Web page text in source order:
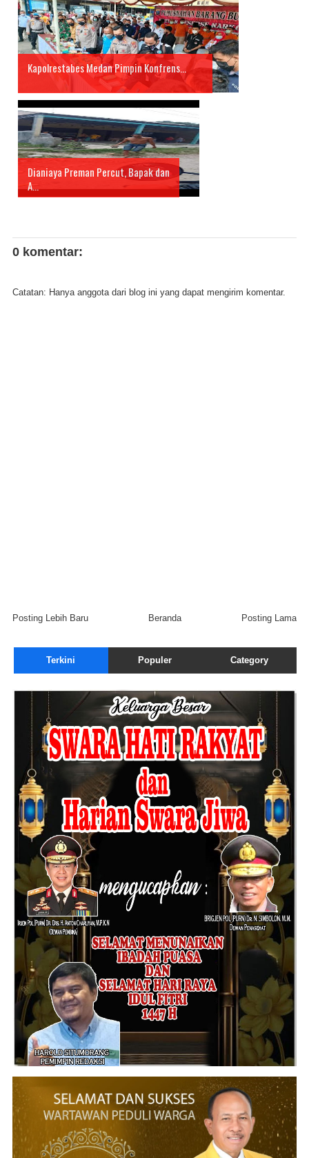
Kapolrestabes Medan Pimpin Konfrens...
Dianiaya Preman Percut, Bapak dan
A...
0 komentar:
Catatan: Hanya anggota dari blog ini yang dapat mengirim komentar.
Posting Lebih Baru Posting Lama
Beranda
Terkini Populer Category